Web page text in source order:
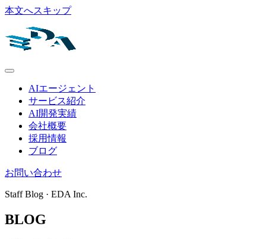
本文へスキップ
AIエージェント
サービス紹介
AI開発実績
会社概要
採用情報
ブログ
お問い合わせ
Staff Blog · EDA Inc.
BLOG